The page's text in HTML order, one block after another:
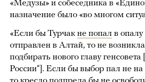
«Медузы» и собеседника в
назначение было «во многом
«Если бы Турчак не попал в
отправлен в Алтай, то не
подбирать нового главу
России“]. Если бы выбор пал не